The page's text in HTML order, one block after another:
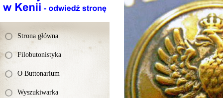
Strona główna
Filobutonistyka
O Buttonarium
Wyszukiwarka